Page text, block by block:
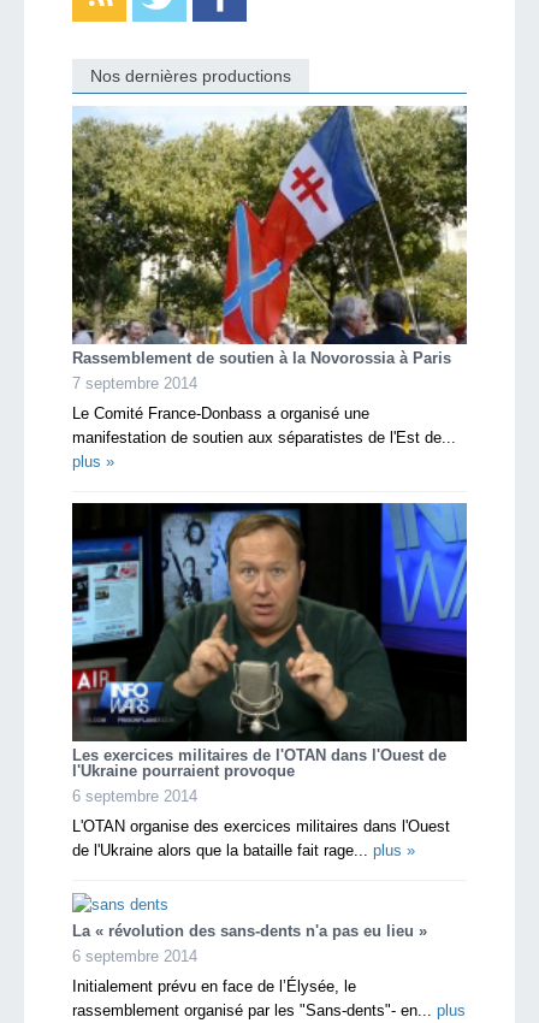
Nos dernières productions
Rassemblement de soutien à la Novorossia à Paris
7 septembre 2014
Le Comité France-Donbass a organisé une
manifestation de soutien aux séparatistes de l'Est de...
plus »
Les exercices militaires de l'OTAN dans l'Ouest de
l'Ukraine pourraient provoque
6 septembre 2014
L'OTAN organise des exercices militaires dans l'Ouest
de l'Ukraine alors que la bataille fait rage... plus »
La « révolution des sans-dents n'a pas eu lieu »
6 septembre 2014
Initialement prévu en face de l’Élysée, le
rassemblement organisé par les "Sans-dents"- en... plus